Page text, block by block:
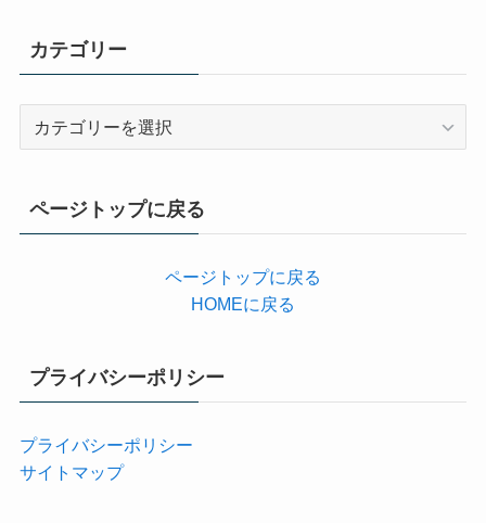
カテゴリー
ページトップに戻る
ページトップに戻る
HOMEに戻る
プライバシーポリシー
プライバシーポリシー
サイトマップ